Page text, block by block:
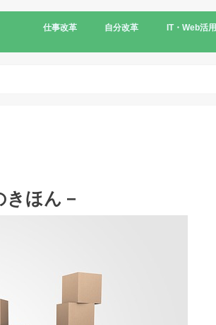
仕事改革 自分改革 IT・Web活用
ほん－